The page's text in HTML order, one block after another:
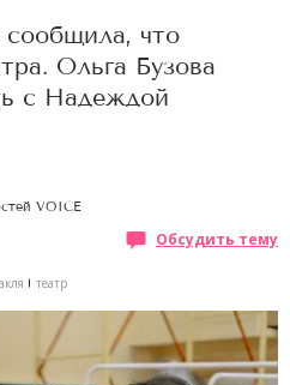
сообщила, что
Ольга Бузова
с Надеждой
VOICE
Обсудить тему
театр